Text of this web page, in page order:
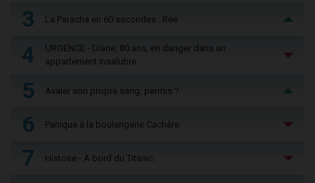
3 La Paracha en 60 secondes : Réé
4
URGENCE - Diane, 80 ans, en danger dans un
appartement insalubre
5 Avaler son propre sang, permis ?
6 Panique à la boulangerie Cachère
7 Histoire - À bord du Titanic